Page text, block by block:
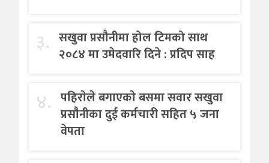
३. सखुवा प्रसौनीमा होल टिमको साथ
२०८४ मा उमेदवारि दिने : प्रदिप साह
४. पहिराेले बगाएकाे बसमा सवार सखुवा
प्रसाैनीका दुई कर्मचारी सहित ५ जना
वेपता